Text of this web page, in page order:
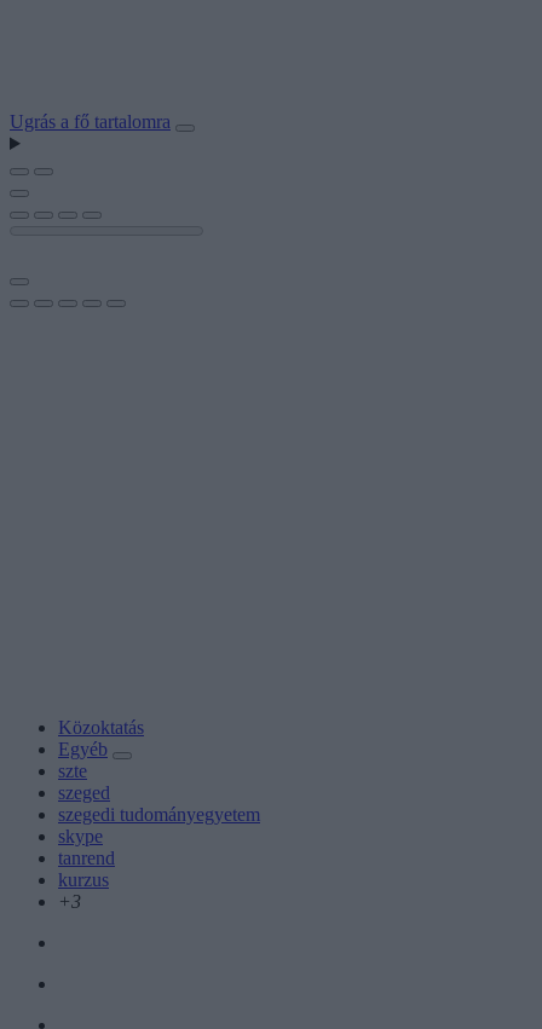
Ugrás a fő tartalomra
Közoktatás
Egyéb
szte
szeged
szegedi tudományegyetem
skype
tanrend
kurzus
+3